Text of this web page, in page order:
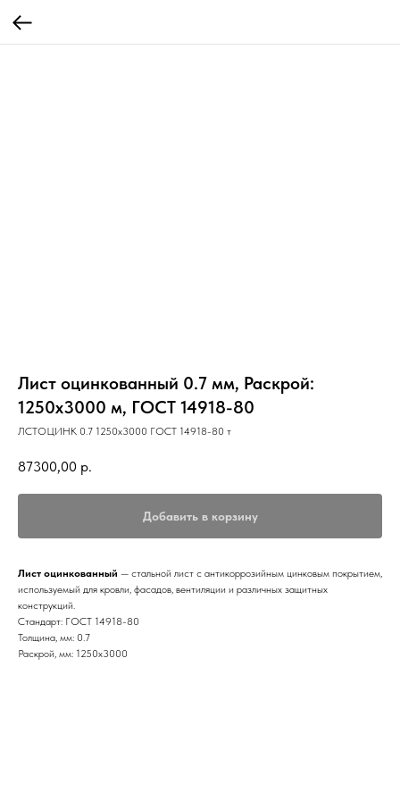
Лист оцинкованный 0.7 мм, Раскрой:
1250х3000 м, ГОСТ 14918-80
ЛСТОЦИНК 0.7 1250х3000 ГОСТ 14918-80 т
87300,00 р.
Добавить в корзину
Лист оцинкованный — стальной лист с антикоррозийным цинковым покрытием,
используемый для кровли, фасадов, вентиляции и различных защитных
конструкций.
Стандарт: ГОСТ 14918-80
Толщина, мм: 0.7
Раскрой, мм: 1250х3000